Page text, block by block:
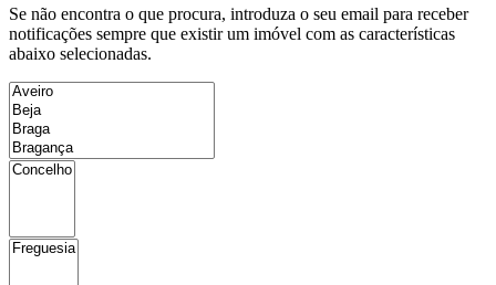
Se não encontra o que procura, introduza o seu email para receber
notificações sempre que existir um imóvel com as características
abaixo selecionadas.